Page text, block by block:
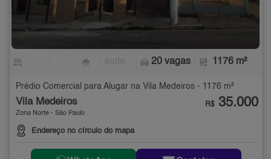
20 vagas 1176 m²
Prédio Comercial para Alugar na Vila Medeiros - 1176 m²
Vila Medeiros
Zona Norte - São Paulo
Endereço no círculo do mapa
R$ 35.000